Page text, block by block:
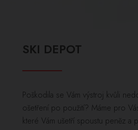
SKI DEPOT
Poškodila se Vám výstroj kvůli
ošetření po použití? Máme pro
které Vám ušetří spoustu peněz a